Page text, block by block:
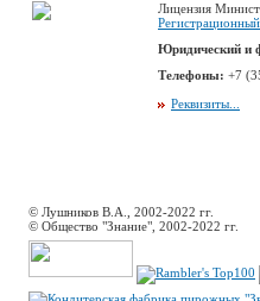
Лицензия
Юридический и
Телефоны: +7
Реквизиты...
© Лушников В.А., 2002-2022 гг.
© Общество "Знание", 2002-2022 гг.